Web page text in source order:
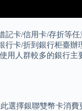
卡/信用卡/存折等
卡/折到銀行柜臺
用人群較多的銀行
選擇銀聯雙幣卡